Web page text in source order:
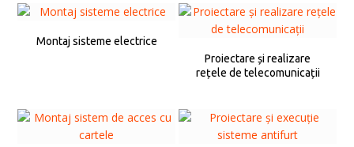
Montaj sisteme electrice
Proiectare și realizare
rețele de telecomunicații